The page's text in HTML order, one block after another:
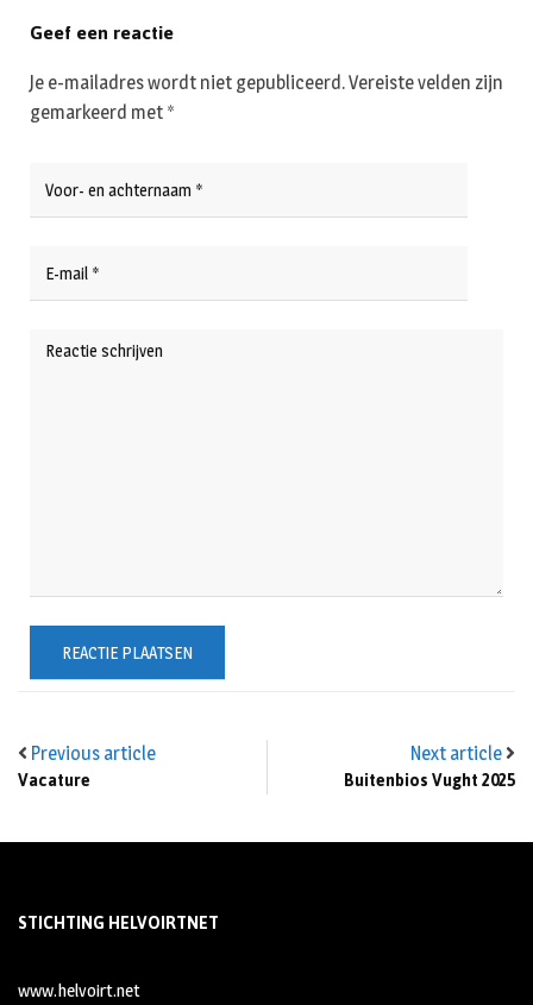
Previous article
Vacature
Next article
Buitenbios Vught 2025
Geef een reactie
Je e-mailadres wordt niet gepubliceerd.Vereiste velden zijn
gemarkeerd met *
STICHTING HELVOIRTNET
www.helvoirt.net